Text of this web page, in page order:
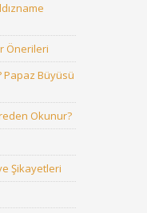
Önerileri
Papaz Büyüsü
Okunur?
Şikayetleri